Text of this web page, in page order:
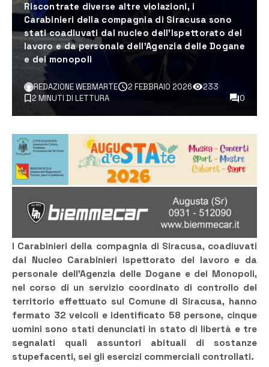
Riscontrate diverse altre violazioni, i
Carabinieri della compagnia di Siracusa sono
stati coadiuvati dal nucleo dell’Ispettorato del
lavoro e da personale dell’Agenzia delle Dogane
e dei monopoli
REDAZIONE WEBMARTE 2 FEBBRAIO 2026
233
2 MINUTI DI LETTURA
0
I Carabinieri della compagnia di Siracusa, coadiuvati
dal Nucleo Carabinieri ispettorato del lavoro e da
personale dell’Agenzia delle Dogane e dei Monopoli,
nel corso di un servizio coordinato di controllo del
territorio effettuato sul Comune di Siracusa, hanno
fermato 32 veicoli e identificato 58 persone, cinque
uomini sono stati denunciati in stato di libertà e tre
segnalati quali assuntori abituali di sostanze
stupefacenti, sei gli esercizi commerciali controllati.